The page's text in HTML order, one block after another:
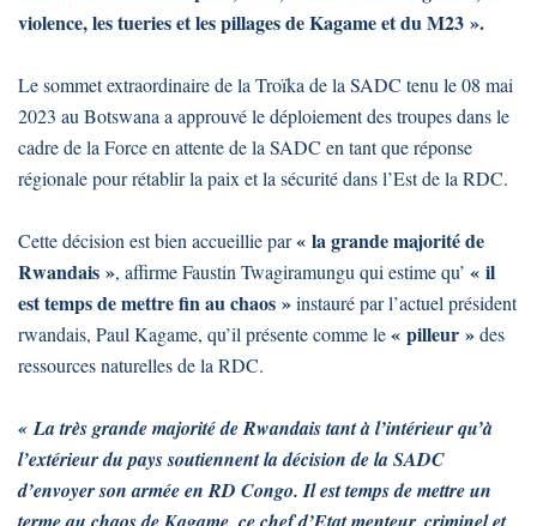
violence, les tueries et les pillages de Kagame et du M23 ».
Le sommet extraordinaire de la Troïka de la SADC tenu le 08 mai
2023 au Botswana a approuvé le déploiement des troupes dans le
cadre de la Force en attente de la SADC en tant que réponse
régionale pour rétablir la paix et la sécurité dans l’Est de la RDC.
Cette décision est bien accueillie par« la grande majorité de
Rwandais », affirme Faustin Twagiramungu qui estime qu’ « il
est temps de mettre fin au chaos »instauré par l’actuel président
rwandais, Paul Kagame, qu’il présente comme le« pilleur »des
ressources naturelles de la RDC.
« La très grande majorité de Rwandais tant à l’intérieur qu’à
l’extérieur du pays soutiennent la décision de la SADC
d’envoyer son armée en RD Congo. Il est temps de mettre un
terme au chaos de Kagame, ce chef d’Etat menteur, criminel et